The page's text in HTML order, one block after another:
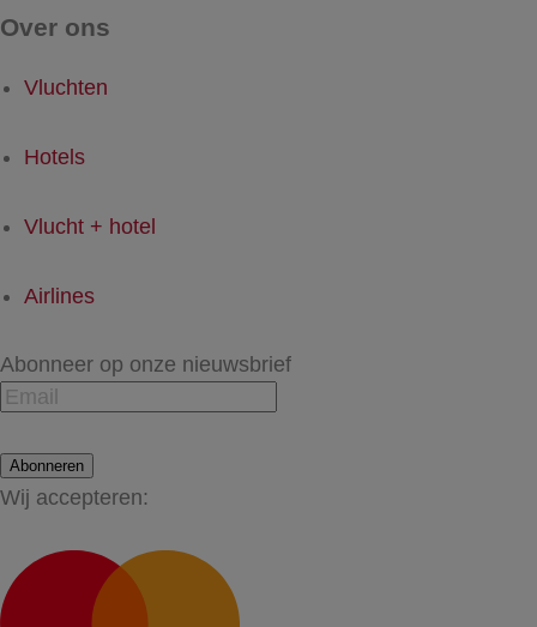
Over ons
Vluchten
Hotels
Vlucht + hotel
Airlines
Abonneer op onze nieuwsbrief
Abonneren
Wij accepteren: